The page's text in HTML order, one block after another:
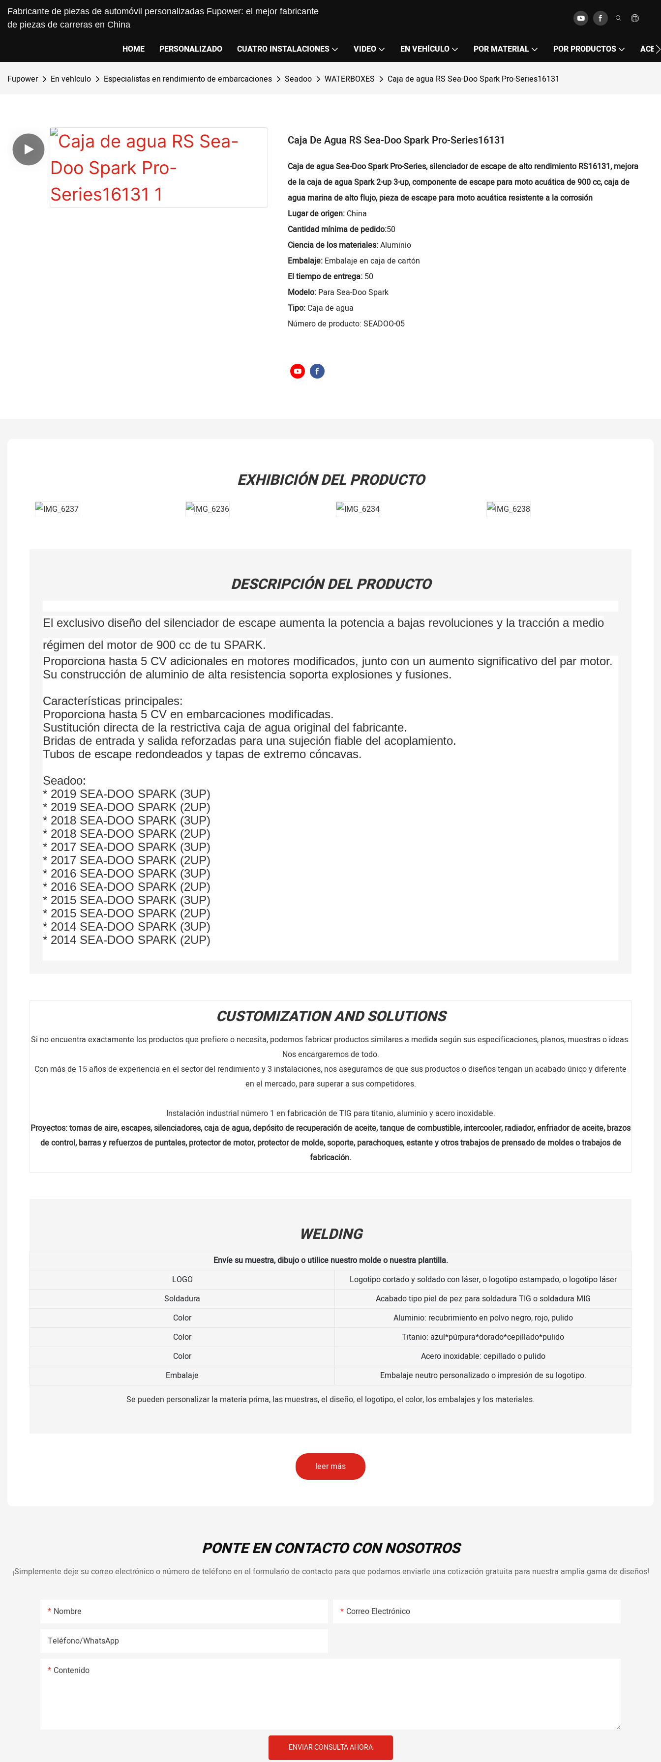
Fabricante de piezas de automóvil personalizadas Fupower: el mejor fabricante
de piezas de carreras en China
HOME PERSONALIZADO CUATRO INSTALACIONES VIDEO EN VEHÍCULO POR MATERIAL POR PRODUCTOS
Fupower En vehículo Especialistas en rendimiento de embarcaciones Seadoo WATERBOXES Caja de agua RS Sea-Doo Spark Pro-Series16131
Caja De Agua RS Sea-Doo Spark Pro-Series16131
Caja de agua Sea-Doo Spark Pro-Series, silenciador de escape de alto rendimiento RS16131, mejora
de la caja de agua Spark 2-up 3-up, componente de escape para moto acuática de 900 cc, caja de
agua marina de alto flujo, pieza de escape para moto acuática resistente a la corrosión
Lugar de origen: China
Cantidad mínima de pedido:50
Ciencia de los materiales:Aluminio
Embalaje: Embalaje en caja de cartón
El tiempo de entrega: 50
Modelo: Para Sea-Doo Spark
Tipo: Caja de agua
Número de producto: SEADOO-05
EXHIBICIÓN DEL PRODUCTO
DESCRIPCIÓN DEL PRODUCTO
El exclusivo diseño del silenciador de escape aumenta la potencia a bajas revoluciones y la tracción a medio
régimen del motor de 900 cc de tu SPARK.
Proporciona hasta 5 CV adicionales en motores modificados, junto con un aumento significativo del par motor.
Su construcción de aluminio de alta resistencia soporta explosiones y fusiones.
Características principales:
Proporciona hasta 5 CV en embarcaciones modificadas.
Sustitución directa de la restrictiva caja de agua original del fabricante.
Bridas de entrada y salida reforzadas para una sujeción fiable del acoplamiento.
Tubos de escape redondeados y tapas de extremo cóncavas.
Seadoo:
* 2019 SEA-DOO SPARK (3UP)
* 2019 SEA-DOO SPARK (2UP)
* 2018 SEA-DOO SPARK (3UP)
* 2018 SEA-DOO SPARK (2UP)
* 2017 SEA-DOO SPARK (3UP)
* 2017 SEA-DOO SPARK (2UP)
* 2016 SEA-DOO SPARK (3UP)
* 2016 SEA-DOO SPARK (2UP)
* 2015 SEA-DOO SPARK (3UP)
* 2015 SEA-DOO SPARK (2UP)
* 2014 SEA-DOO SPARK (3UP)
* 2014 SEA-DOO SPARK (2UP)
CUSTOMIZATION AND SOLUTIONS
Si no encuentra exactamente los productos que prefiere o necesita, podemos fabricar productos similares a medida según sus especificaciones, planos, muestras o ideas.
Nos encargaremos de todo.
Con más de 15 años de experiencia en el sector del rendimiento y 3 instalaciones, nos aseguramos de que sus productos o diseños tengan un acabado único y diferente
en el mercado, para superar a sus competidores.
Instalación industrial número 1 en fabricación de TlG para titanio, aluminio y acero inoxidable.
Proyectos: tomas de aire, escapes, silenciadores, caja de agua, depósito de recuperación de aceite, tanque de combustible, intercooler, radiador, enfriador de aceite, brazos
de control, barras y refuerzos de puntales, protector de motor, protector de molde, soporte, parachoques, estante y otros trabajos de prensado de moldes o trabajos de
fabricación.
WELDING
Envíe su muestra, dibujo o utilice nuestro molde o nuestra plantilla.
LOGO
Logotipo cortado y soldado con láser, o logotipo estampado, o logotipo láser
Soldadura
Acabado tipo piel de pez para soldadura TIG o soldadura MIG
Color
Aluminio: recubrimiento en polvo negro, rojo, pulido
Color
Titanio: azul*púrpura*dorado*cepillado*pulido
Color
Acero inoxidable: cepillado o pulido
Embalaje
Embalaje neutro personalizado o impresión de su logotipo.
Se pueden personalizar la materia prima, las muestras, el diseño, el logotipo, el color, los embalajes y los materiales.
leer más
PONTE EN CONTACTO CON NOSOTROS
¡Simplemente deje su correo electrónico o número de teléfono en el formulario de contacto para que podamos enviarle una cotización gratuita para nuestra amplia gama de diseños!
Nombre Correo Electrónico
Teléfono/WhatsApp
Contenido
ENVIAR CONSULTA AHORA